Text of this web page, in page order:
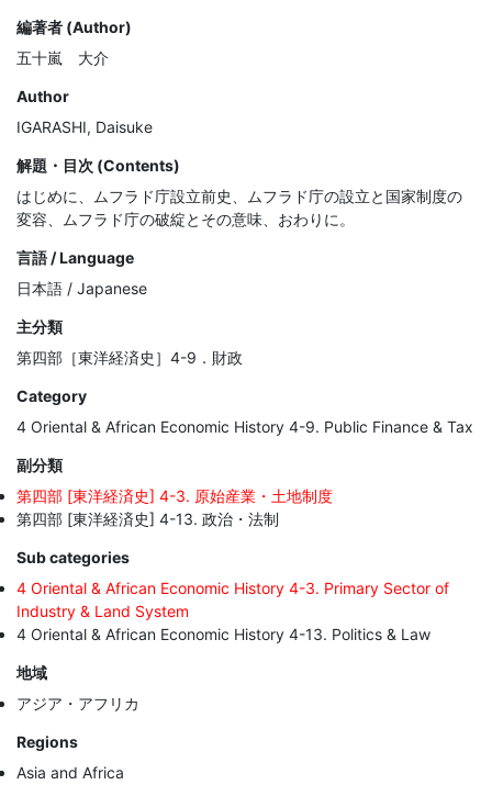
編著者 (Author)
五十嵐 大介
Author
IGARASHI, Daisuke
解題・目次 (Contents)
はじめに、ムフラド庁設立前史、ムフラド庁の設立と国家制度の
変容、ムフラド庁の破綻とその意味、おわりに。
言語 / Language
日本語 / Japanese
主分類
第四部［東洋経済史］4-9．財政
Category
4 Oriental & African Economic History 4-9. Public Finance & Tax
副分類
第四部 [東洋経済史] 4-3. 原始産業・土地制度
第四部 [東洋経済史] 4-13. 政治・法制
Sub categories
4 Oriental & African Economic History 4-3. Primary Sector of
Industry & Land System
4 Oriental & African Economic History 4-13. Politics & Law
地域
アジア・アフリカ
Regions
Asia and Africa